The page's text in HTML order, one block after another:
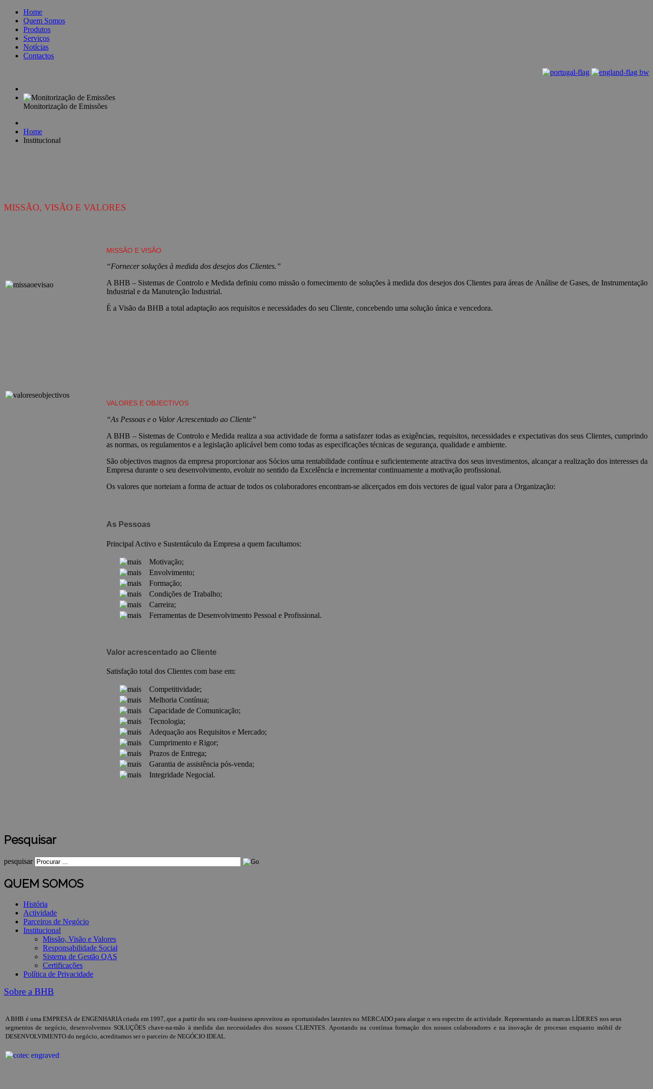
Home
Quem Somos
Produtos
Serviços
Notícias
Contactos
Monitorização de Emissões
Home
Institucional
MISSÃO, VISÃO E VALORES
MISSÃO E VISÃO
“Fornecer soluções à medida dos desejos dos Clientes.”
A BHB – Sistemas de Controlo e Medida definiu como missão o fornecimento de soluções à medida dos desejos dos Clientes para áreas de Análise de Gases, de Instrumentação
Industrial e da Manutenção Industrial.
É a Visão da BHB a total adaptação aos requisitos e necessidades do seu Cliente, concebendo uma solução única e vencedora.
VALORES E OBJECTIVOS
“As Pessoas e o Valor Acrescentado ao Cliente”
A BHB – Sistemas de Controlo e Medida realiza a sua actividade de forma a satisfazer todas as exigências, requisitos, necessidades e expectativas dos seus Clientes, cumprindo
as normas, os regulamentos e a legislação aplicável bem como todas as especificações técnicas de segurança, qualidade e ambiente.
São objectivos magnos da empresa proporcionar aos Sócios uma rentabilidade contínua e suficientemente atractiva dos seus investimentos, alcançar a realização dos interesses da
Empresa durante o seu desenvolvimento, evoluir no sentido da Excelência e incrementar continuamente a motivação profissional.
Os valores que norteiam a forma de actuar de todos os colaboradores encontram-se alicerçados em dois vectores de igual valor para a Organização:
As Pessoas
Principal Activo e Sustentáculo da Empresa a quem facultamos:
Motivação;
Envolvimento;
Formação;
Condições de Trabalho;
Carreira;
Ferramentas de Desenvolvimento Pessoal e Profissional.
Valor acrescentado ao Cliente
Satisfação total dos Clientes com base em:
Competitividade;
Melhoria Contínua;
Capacidade de Comunicação;
Tecnologia;
Adequação aos Requisitos e Mercado;
Cumprimento e Rigor;
Prazos de Entrega;
Garantia de assistência pós-venda;
Integridade Negocial.
Pesquisar
pesquisar
QUEM SOMOS
História
Actividade
Parceiros de Negócio
Institucional
Missão, Visão e Valores
Responsabilidade Social
Sistema de Gestão QAS
Certificações
Política de Privacidade
Sobre a BHB
A BHB é uma EMPRESA de ENGENHARIA criada em 1997, que a partir do seu core-business aproveitou as oportunidades latentes no MERCADO para alargar o seu espectro de actividade. Representando as marcas LÍDERES nos seus
segmentos de negócio, desenvolvemos SOLUÇÕES chave-na-mão à medida das necessidades dos nossos CLIENTES. Apostando na contínua formação dos nossos colaboradores e na inovação de processo enquanto móbil de
DESENVOLVIMENTO do negócio, acreditamos ser o parceiro de NEGÓCIO IDEAL.